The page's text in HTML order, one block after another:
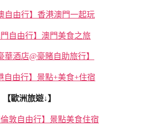
自由行】香港澳門一起玩
門自由行】澳門美食之旅
華酒店@豪賭自助旅行】
自由行】景點+美食+住宿
【歐洲旅遊↓】
倫敦自由行】景點美食住宿